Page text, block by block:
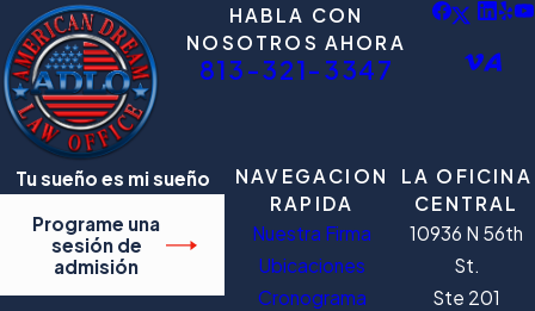
HABLA CON
NOSOTROS AHORA
813-321-3347
Tu sueño es mi sueño
Programe una
sesión de
admisión
NAVEGACION
RAPIDA
Nuestra Firma
Ubicaciones
Cronograma
LA OFICINA
CENTRAL
10936 N 56th
St.
Ste 201